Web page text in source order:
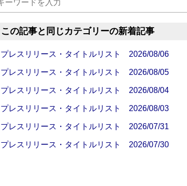
この記事と同じカテゴリーの新着記事
プレスリリース・タイトルリスト 2026/08/06
プレスリリース・タイトルリスト 2026/08/05
プレスリリース・タイトルリスト 2026/08/04
プレスリリース・タイトルリスト 2026/08/03
プレスリリース・タイトルリスト 2026/07/31
プレスリリース・タイトルリスト 2026/07/30